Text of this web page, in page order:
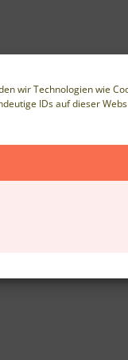
wir Technologien wie
IDs auf dieser